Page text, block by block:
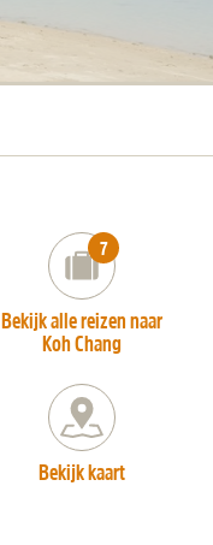
number_of_trips:
7
Bekijk alle reizen naar
Koh Chang
Bekijk kaart